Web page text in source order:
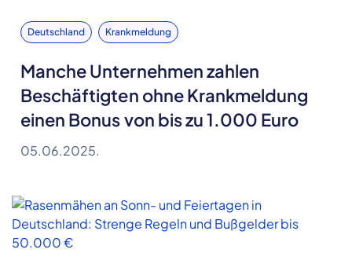
Deutschland Krankmeldung
Manche Unternehmen zahlen
Beschäftigten ohne Krankmeldung
einen Bonus von bis zu 1.000 Euro
05.06.2025.